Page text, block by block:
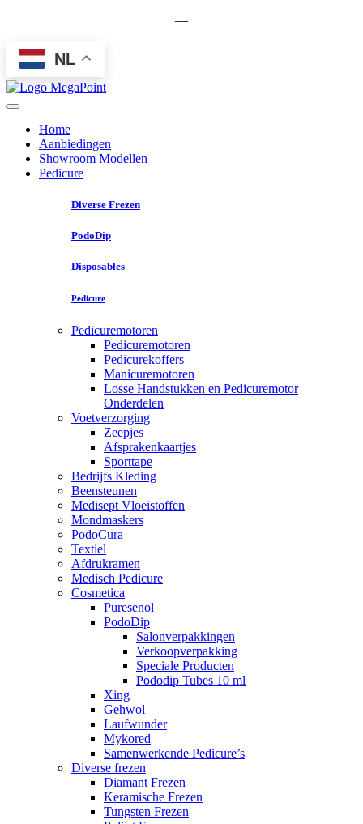
—
NL
Home
Aanbiedingen
Showroom Modellen
Pedicure
Diverse Frezen
PodoDip
Disposables
Pedicure
Pedicuremotoren
Pedicuremotoren
Pedicurekoffers
Manicuremotoren
Losse Handstukken en Pedicuremotor
Onderdelen
Voetverzorging
Zeepjes
Afsprakenkaartjes
Sporttape
Bedrijfs Kleding
Beensteunen
Medisept Vloeistoffen
Mondmaskers
PodoCura
Textiel
Afdrukramen
Medisch Pedicure
Cosmetica
Puresenol
PodoDip
Salonverpakkingen
Verkoopverpakking
Speciale Producten
Pododip Tubes 10 ml
Xing
Gehwol
Laufwunder
Mykored
Samenwerkende Pedicure’s
Diverse frezen
Diamant Frezen
Keramische Frezen
Tungsten Frezen